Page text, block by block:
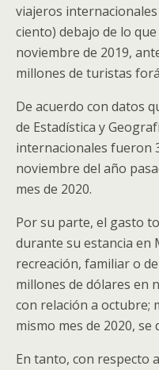
viajeros
ciento) debajo de lo
noviembre de 2019,
millones de turistas
De acuerdo con datos
de Estadística y
internacionales fueron
noviembre del año
mes de 2020.
Por su parte, el gasto
durante su estancia en
recreación, familiar o
millones de dólares en
con relación a octubre;
mismo mes de 2020,
En tanto, con respecto